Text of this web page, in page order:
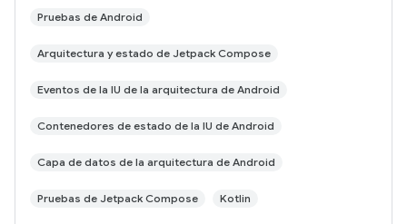
Pruebas de Android
Arquitectura y estado de Jetpack Compose
Eventos de la IU de la arquitectura de Android
Contenedores de estado de la IU de Android
Capa de datos de la arquitectura de Android
Pruebas de Jetpack Compose Kotlin